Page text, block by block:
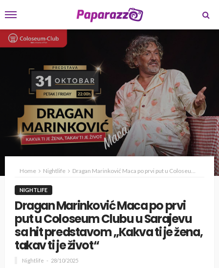
Home Nightlife Dragan Marinković Maca po prvi put u Coloseum Clubu u Sarajevu sa hit predstavom „Kakva ti je žena, takav ti je život“
NIGHTLIFE
Dragan Marinković Maca po prvi
put u Coloseum Clubu u Sarajevu
sa hit predstavom „Kakva ti je žena,
takav ti je život“
Nightlife 28/10/2025